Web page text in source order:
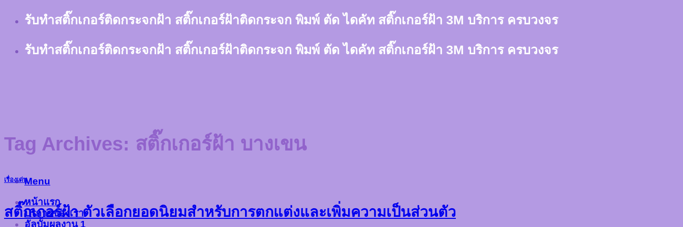
รับทำสติ๊กเกอร์ติดกระจกฝ้า สติ๊กเกอร์ฝ้าติดกระจก พิมพ์ ตัด ไดคัท สติ๊กเกอร์ฝ้า 3M บริการ ครบวงจร
รับทำสติ๊กเกอร์ติดกระจกฝ้า สติ๊กเกอร์ฝ้าติดกระจก พิมพ์ ตัด ไดคัท สติ๊กเกอร์ฝ้า 3M บริการ ครบวงจร
Menu
หน้าแรก
บริการของเรา
อัลบั้มผลงาน 1
Tag Archives: สติ๊กเกอร์ฝ้า บางเขน
เรื่องเด่น
สติ๊กเกอร์ฝ้า ตัวเลือกยอดนิยมสำหรับการตกแต่งและเพิ่มความเป็นส่วนตัว